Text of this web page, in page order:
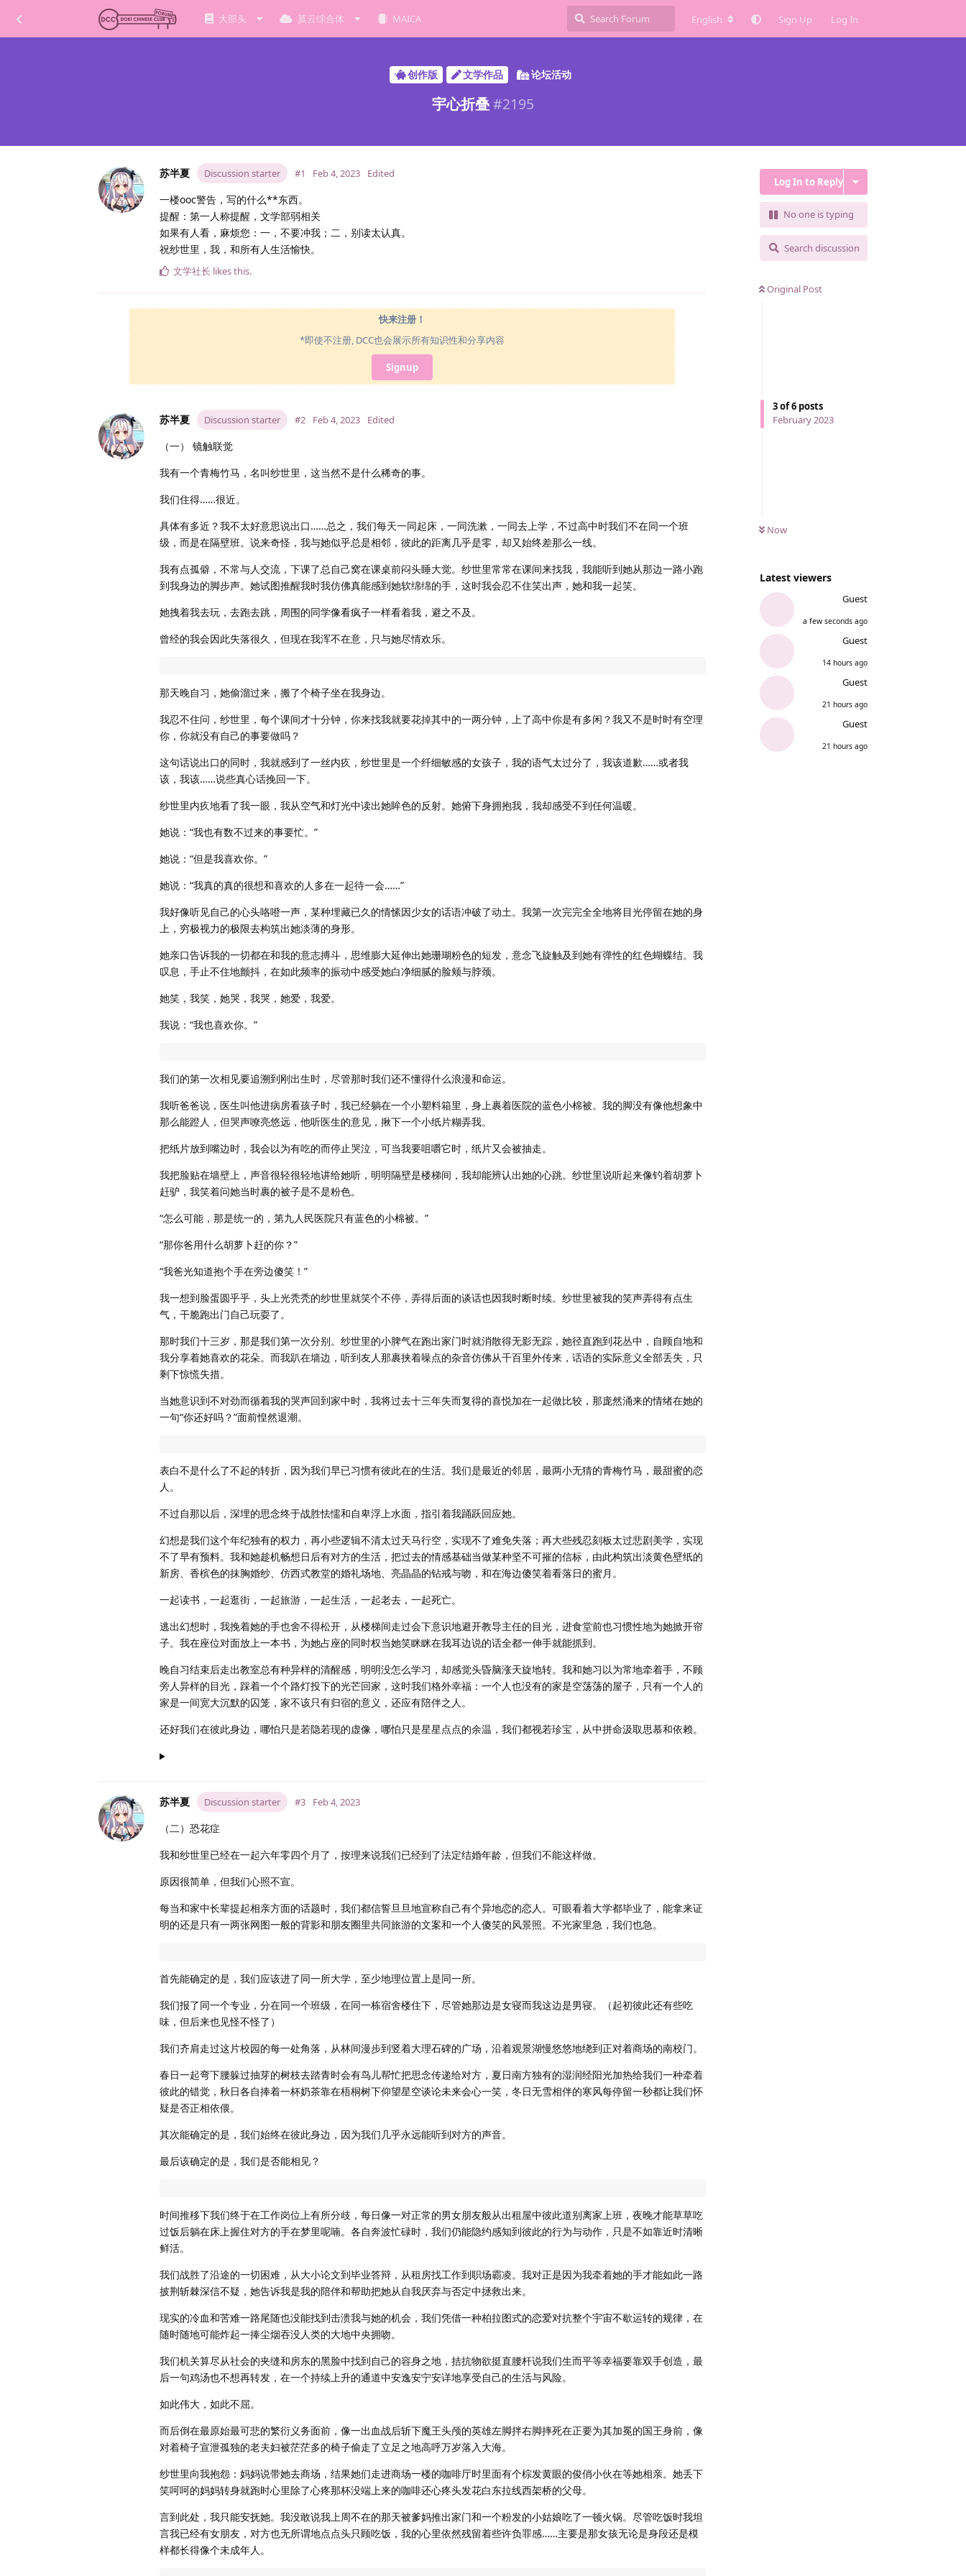
大部头 莫云综合体 MAICA English Sign Up Log In
创作版 文学作品 论坛活动
宇心折叠#2195
Log In to Reply
No one is typing
Search discussion
Original Post
3of6 posts
February 2023
Now
Latest viewers
Guest
a few seconds ago
Guest
14 hours ago
Guest
21 hours ago
Guest
21 hours ago
苏半夏 Discussion starter #1 Feb 4, 2023 Edited
一楼ooc警告，写的什么**东西。
提醒：第一人称提醒，文学部弱相关
如果有人看，麻烦您：一，不要冲我；二，别读太认真。
祝纱世里，我，和所有人生活愉快。
文学社长 likes this.
快来注册！
*即使不注册, DCC也会展示所有知识性和分享内容
Signup
苏半夏 Discussion starter #2 Feb 4, 2023 Edited
（一） 镜触联觉
我有一个青梅竹马，名叫纱世里，这当然不是什么稀奇的事。
我们住得……很近。
具体有多近？我不太好意思说出口……总之，我们每天一同起床，一同洗漱，一同去上学，不过高中时我们不在同一个班
级，而是在隔壁班。说来奇怪，我与她似乎总是相邻，彼此的距离几乎是零，却又始终差那么一线。
我有点孤僻，不常与人交流，下课了总自己窝在课桌前闷头睡大觉。纱世里常常在课间来找我，我能听到她从那边一路小跑
到我身边的脚步声。她试图推醒我时我仿佛真能感到她软绵绵的手，这时我会忍不住笑出声，她和我一起笑。
她拽着我去玩，去跑去跳，周围的同学像看疯子一样看着我，避之不及。
曾经的我会因此失落很久，但现在我浑不在意，只与她尽情欢乐。
那天晚自习，她偷溜过来，搬了个椅子坐在我身边。
我忍不住问，纱世里，每个课间才十分钟，你来找我就要花掉其中的一两分钟，上了高中你是有多闲？我又不是时时有空理
你，你就没有自己的事要做吗？
这句话说出口的同时，我就感到了一丝内疚，纱世里是一个纤细敏感的女孩子，我的语气太过分了，我该道歉……或者我
该，我该……说些真心话挽回一下。
纱世里内疚地看了我一眼，我从空气和灯光中读出她眸色的反射。她俯下身拥抱我，我却感受不到任何温暖。
她说：“我也有数不过来的事要忙。”
她说：“但是我喜欢你。”
她说：“我真的真的很想和喜欢的人多在一起待一会……”
我好像听见自己的心头咯噔一声，某种埋藏已久的情愫因少女的话语冲破了动土。我第一次完完全全地将目光停留在她的身
上，穷极视力的极限去构筑出她淡薄的身形。
她亲口告诉我的一切都在和我的意志搏斗，思维膨大延伸出她珊瑚粉色的短发，意念飞旋触及到她有弹性的红色蝴蝶结。我
叹息，手止不住地颤抖，在如此频率的振动中感受她白净细腻的脸颊与脖颈。
她笑，我笑，她哭，我哭，她爱，我爱。
我说：“我也喜欢你。”
我们的第一次相见要追溯到刚出生时，尽管那时我们还不懂得什么浪漫和命运。
我听爸爸说，医生叫他进病房看孩子时，我已经躺在一个小塑料箱里，身上裹着医院的蓝色小棉被。我的脚没有像他想象中
那么能蹬人，但哭声嘹亮悠远，他听医生的意见，揪下一个小纸片糊弄我。
把纸片放到嘴边时，我会以为有吃的而停止哭泣，可当我要咀嚼它时，纸片又会被抽走。
我把脸贴在墙壁上，声音很轻很轻地讲给她听，明明隔壁是楼梯间，我却能辨认出她的心跳。纱世里说听起来像钓着胡萝卜
赶驴，我笑着问她当时裹的被子是不是粉色。
“怎么可能，那是统一的，第九人民医院只有蓝色的小棉被。”
“那你爸用什么胡萝卜赶的你？”
“我爸光知道抱个手在旁边傻笑！”
我一想到脸蛋圆乎乎，头上光秃秃的纱世里就笑个不停，弄得后面的谈话也因我时断时续。纱世里被我的笑声弄得有点生
气，干脆跑出门自己玩耍了。
那时我们十三岁，那是我们第一次分别。纱世里的小脾气在跑出家门时就消散得无影无踪，她径直跑到花丛中，自顾自地和
我分享着她喜欢的花朵。而我趴在墙边，听到友人那裹挟着噪点的杂音仿佛从千百里外传来，话语的实际意义全部丢失，只
剩下惊慌失措。
当她意识到不对劲而循着我的哭声回到家中时，我将过去十三年失而复得的喜悦加在一起做比较，那庞然涌来的情绪在她的
一句“你还好吗？”面前惶然退潮。
表白不是什么了不起的转折，因为我们早已习惯有彼此在的生活。我们是最近的邻居，最两小无猜的青梅竹马，最甜蜜的恋
人。
不过自那以后，深埋的思念终于战胜怯懦和自卑浮上水面，指引着我踊跃回应她。
幻想是我们这个年纪独有的权力，再小些逻辑不清太过天马行空，实现不了难免失落；再大些残忍刻板太过悲剧美学，实现
不了早有预料。我和她趁机畅想日后有对方的生活，把过去的情感基础当做某种坚不可摧的信标，由此构筑出淡黄色壁纸的
新房、香槟色的抹胸婚纱、仿西式教堂的婚礼场地、亮晶晶的钻戒与吻，和在海边傻笑着看落日的蜜月。
一起读书，一起逛街，一起旅游，一起生活，一起老去，一起死亡。
逃出幻想时，我挽着她的手也舍不得松开，从楼梯间走过会下意识地避开教导主任的目光，进食堂前也习惯性地为她掀开帘
子。我在座位对面放上一本书，为她占座的同时权当她笑眯眯在我耳边说的话全都一伸手就能抓到。
晚自习结束后走出教室总有种异样的清醒感，明明没怎么学习，却感觉头昏脑涨天旋地转。我和她习以为常地牵着手，不顾
旁人异样的目光，踩着一个个路灯投下的光芒回家，这时我们格外幸福：一个人也没有的家是空荡荡的屋子，只有一个人的
家是一间宽大沉默的囚笼，家不该只有归宿的意义，还应有陪伴之人。
还好我们在彼此身边，哪怕只是若隐若现的虚像，哪怕只是星星点点的余温，我们都视若珍宝，从中拼命汲取思慕和依赖。
苏半夏 Discussion starter #3 Feb 4, 2023
（二）恐花症
我和纱世里已经在一起六年零四个月了，按理来说我们已经到了法定结婚年龄，但我们不能这样做。
原因很简单，但我们心照不宣。
每当和家中长辈提起相亲方面的话题时，我们都信誓旦旦地宣称自己有个异地恋的恋人。可眼看着大学都毕业了，能拿来证
明的还是只有一两张网图一般的背影和朋友圈里共同旅游的文案和一个人傻笑的风景照。不光家里急，我们也急。
首先能确定的是，我们应该进了同一所大学，至少地理位置上是同一所。
我们报了同一个专业，分在同一个班级，在同一栋宿舍楼住下，尽管她那边是女寝而我这边是男寝。（起初彼此还有些吃
味，但后来也见怪不怪了）
我们齐肩走过这片校园的每一处角落，从林间漫步到竖着大理石碑的广场，沿着观景湖慢悠悠地绕到正对着商场的南校门。
春日一起弯下腰躲过抽芽的树枝去踏青时会有鸟儿帮忙把思念传递给对方，夏日南方独有的湿润经阳光加热给我们一种牵着
彼此的错觉，秋日各自捧着一杯奶茶靠在梧桐树下仰望星空谈论未来会心一笑，冬日无雪相伴的寒风每停留一秒都让我们怀
疑是否正相依偎。
其次能确定的是，我们始终在彼此身边，因为我们几乎永远能听到对方的声音。
最后该确定的是，我们是否能相见？
时间推移下我们终于在工作岗位上有所分歧，每日像一对正常的男女朋友般从出租屋中彼此道别离家上班，夜晚才能草草吃
过饭后躺在床上握住对方的手在梦里呢喃。各自奔波忙碌时，我们仍能隐约感知到彼此的行为与动作，只是不如靠近时清晰
鲜活。
我们战胜了沿途的一切困难，从大小论文到毕业答辩，从租房找工作到职场霸凌。我对正是因为我牵着她的手才能如此一路
披荆斩棘深信不疑，她告诉我是我的陪伴和帮助把她从自我厌弃与否定中拯救出来。
现实的冷血和苦难一路尾随也没能找到击溃我与她的机会，我们凭借一种柏拉图式的恋爱对抗整个宇宙不歇运转的规律，在
随时随地可能炸起一捧尘烟吞没人类的大地中央拥吻。
我们机关算尽从社会的夹缝和房东的黑脸中找到自己的容身之地，拮抗物欲挺直腰杆说我们生而平等幸福要靠双手创造，最
后一句鸡汤也不想再转发，在一个持续上升的通道中安逸安宁安详地享受自己的生活与风险。
如此伟大，如此不屈。
而后倒在最原始最可悲的繁衍义务面前，像一出血战后斩下魔王头颅的英雄左脚拌右脚摔死在正要为其加冕的国王身前，像
对着椅子宣泄孤独的老夫妇被茫茫多的椅子偷走了立足之地高呼万岁落入大海。
纱世里向我抱怨：妈妈说带她去商场，结果她们走进商场一楼的咖啡厅时里面有个棕发黄眼的俊俏小伙在等她相亲。她丢下
笑呵呵的妈妈转身就跑时心里除了心疼那杯没端上来的咖啡还心疼头发花白东拉线西架桥的父母。
言到此处，我只能安抚她。我没敢说我上周不在的那天被爹妈推出家门和一个粉发的小姑娘吃了一顿火锅。尽管吃饭时我坦
言我已经有女朋友，对方也无所谓地点点头只顾吃饭，我的心里依然残留着些许负罪感……主要是那女孩无论是身段还是模
样都长得像个未成年人。